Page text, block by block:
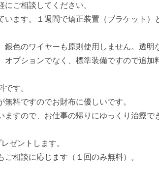
にご相談してください。
います。１週間で矯正装置（ブラケット）
銀色のワイヤーも原則使用しません。 透明
プションでなく、 標準装備ですので追加
す。
無料ですのでお財布に優しいです。
すので、お仕事の帰りにゆっくり治療で
ゼントします。
ご相談に応じます（１回のみ無料）。